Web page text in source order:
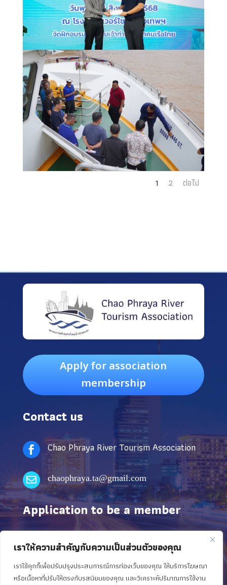
เราให้ความสำคัญกับความเป็นส่วนตัวของคุณ
เราใช้คุกกี้เพื่อปรับปรุงประสบการณ์การท่องเว็บของคุณ ให้บริการโฆษณา
หรือเนื้อหาที่ปรับให้ตรงกับรสนิยมของคุณ และวิเคราะห์ปริมาณการใช้งาน
1 2 ต่อไป
Apply for association
membership
Contact us
 Chao Phraya River Tourism Association
 chaophraya.ta@gmail.com
Application to be a member
The Association is driven by the vision of being a
leading organization and aware of the context of civil
society and the environment to push and create the